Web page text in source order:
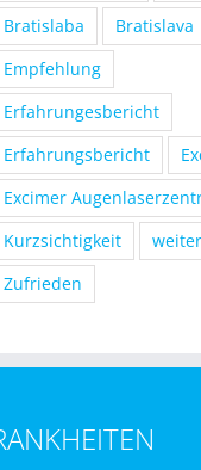
Bratislaba
Bratislava
Empfehlung
Erfahrungesbericht
Erfahrungsbericht
Excimer
Kurzsichtigkeit
Zufrieden